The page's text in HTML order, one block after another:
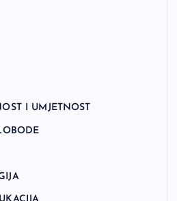
I UMJETNOST